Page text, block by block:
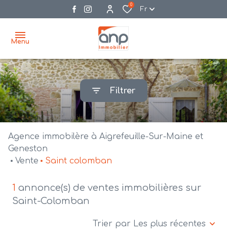
0
Fr
Menu
accueil
acheter
biens
vente
bien
nos
agences
recrutement
Filtrer
Agence immobilère à Aigrefeuille-Sur-Maine et
Geneston
Vente
Saint colomban
1 annonce(s) de ventes immobilières sur
Saint-Colomban
Trier par Les plus récentes